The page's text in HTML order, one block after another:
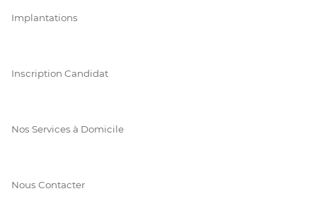
Implantations
Inscription Candidat
Nos Services à Domicile
Nous Contacter